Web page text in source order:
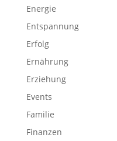
Energie
Entspannung
Erfolg
Ernährung
Erziehung
Events
Familie
Finanzen